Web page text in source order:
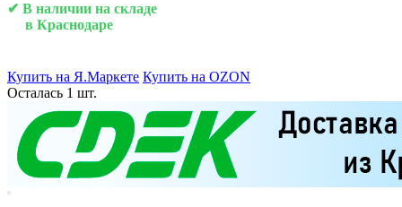
✔ В наличии на складе
в Краснодаре
Купить на Я.Маркете Купить на OZON
Осталась 1 шт.